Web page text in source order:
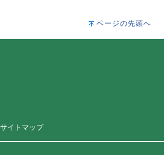
ページの先頭へ
サイトマップ